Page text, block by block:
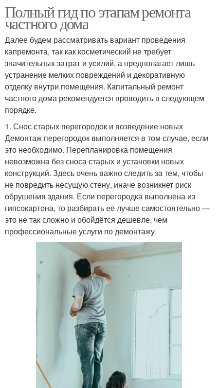
Полный гид по этапам ремонта
частного дома
Далее будем рассматривать вариант проведения
капремонта, так как косметический не требует
значительных затрат и усилий, а предполагает лишь
устранение мелких повреждений и декоративную
отделку внутри помещения. Капитальный ремонт
частного дома рекомендуется проводить в следующем
порядке.
1. Снос старых перегородок и возведение новых
Демонтаж перегородок выполняется в том случае, если
это необходимо. Перепланировка помещения
невозможна без сноса старых и установки новых
конструкций. Здесь очень важно следить за тем, чтобы
не повредить несущую стену, иначе возникнет риск
обрушения здания. Если перегородка выполнена из
гипсокартона, то разбирать её лучше самостоятельно —
это не так сложно и обойдётся дешевле, чем
профессиональные услуги по демонтажу.